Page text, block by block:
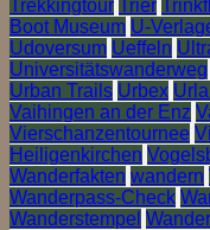
Trekkingtour Trier
Boot Museum U-
Udoversum Ueffeln
Universitätswanderweg
Urban Trails Urbex
Vaihingen an der Enz
Vierschanzentournee
Heiligenkirchen
Wanderfakten wandern
Wanderpass-Check
Wanderstempel